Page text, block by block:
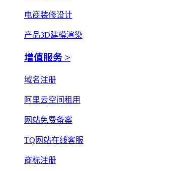
电商装修设计
产品3D建模渲染
增值服务 >
域名注册
阿里云空间租用
网站免费备案
TQ网站在线客服
商标注册